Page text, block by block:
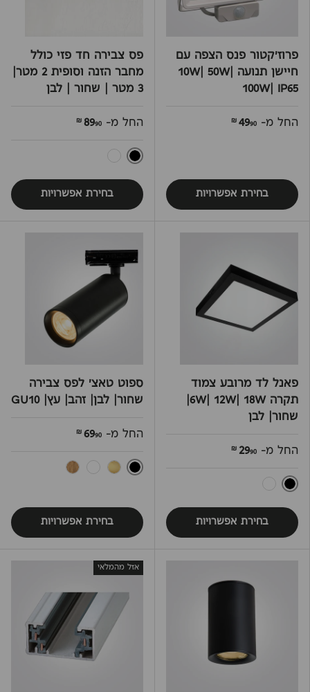
פרוז'קטור פנס הצפה עם
חיישן תנועה 10W| 50W|
100W| IP65
החל מ- 4990 ₪
בחירת אפשרויות
פס צבירה חד פזי כולל
מחבר הזנה וסופית 2 מטר|
3 מטר | שחור | לבן
החל מ- 8990 ₪
בחירת אפשרויות
פאנל לד מרובע צמוד
שחור| לבן
החל מ- 2990 ₪
בחירת אפשרויות
ספוט טאצ' לפס צבירה
שחור| לבן| זהב| עץ| GU10
החל מ- 6990 ₪
בחירת אפשרויות
אזל מהמלאי